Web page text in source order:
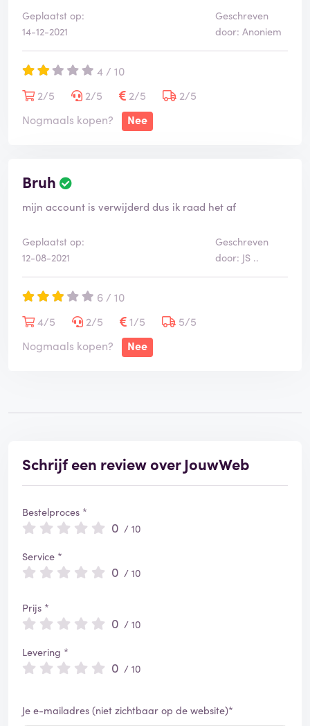
Geplaatst op:
14-12-2021
Geschreven
door: Anoniem
4 / 10
2/5
2/5 2/5
2/5
Nogmaals kopen?
Nee
Bruh
mijn account is verwijderd dus ik raad het af
Geplaatst op:
12-08-2021
Geschreven
door: JS ..
6 / 10
4/5
2/5 1/5
5/5
Nogmaals kopen?
Nee
Schrijf een review over JouwWeb
Bestelproces *
0 / 10
Service *
0 / 10
Prijs *
0 / 10
Levering *
0 / 10
Je e-mailadres (niet zichtbaar op de website)*